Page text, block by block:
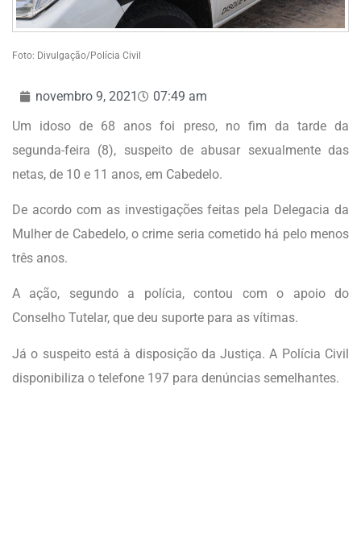
Foto: Divulgação/Polícia Civil
novembro 9, 2021
07:49 am
Um idoso de 68 anos foi preso, no fim da tarde da
segunda-feira (8), suspeito de abusar sexualmente das
netas, de 10 e 11 anos, em Cabedelo.
De acordo com as investigações feitas pela Delegacia da
Mulher de Cabedelo, o crime seria cometido há pelo menos
três anos.
A ação, segundo a polícia, contou com o apoio do
Conselho Tutelar, que deu suporte para as vítimas.
Já o suspeito está à disposição da Justiça. A Polícia Civil
disponibiliza o telefone 197 para denúncias semelhantes.